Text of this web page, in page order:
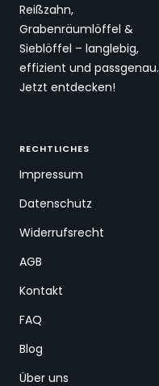
Reißzahn,
Grabenräumlöffel &
Sieblöffel – langlebig,
effizient und passgenau.
Jetzt entdecken!
RECHTLICHES
Impressum
Datenschutz
Widerrufsrecht
AGB
Kontakt
FAQ
Blog
Über uns